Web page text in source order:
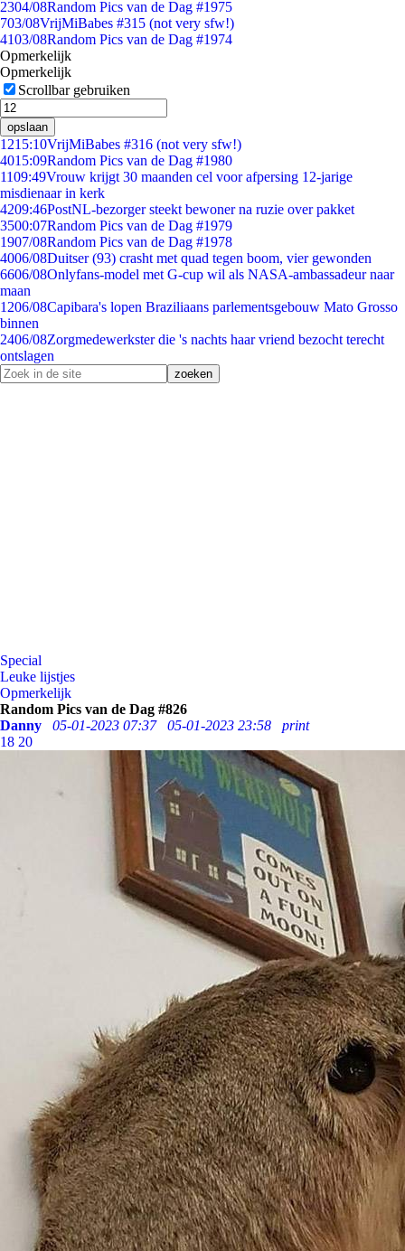
2304/08Random Pics van de Dag #1975
703/08VrijMiBabes #315 (not very sfw!)
4103/08Random Pics van de Dag #1974
Opmerkelijk
Opmerkelijk
Scrollbar gebruiken
opslaan
1215:10VrijMiBabes #316 (not very sfw!)
4015:09Random Pics van de Dag #1980
1109:49Vrouw krijgt 30 maanden cel voor afpersing 12-jarige
misdienaar in kerk
4209:46PostNL-bezorger steekt bewoner na ruzie over pakket
3500:07Random Pics van de Dag #1979
1907/08Random Pics van de Dag #1978
4006/08Duitser (93) crasht met quad tegen boom, vier gewonden
6606/08Onlyfans-model met G-cup wil als NASA-ambassadeur naar
maan
1206/08Capibara's lopen Braziliaans parlementsgebouw Mato Grosso
binnen
2406/08Zorgmedewerkster die 's nachts haar vriend bezocht terecht
ontslagen
Special
Leuke lijstjes
Opmerkelijk
Random Pics van de Dag #826
Danny
05-01-2023 07:37 05-01-2023 23:58
print
18 20